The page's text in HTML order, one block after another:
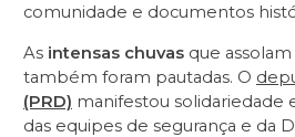
comunidade e documentos
As intensas chuvas que assolam
também foram pautadas. O
(PRD) manifestou solidariedade
das equipes de segurança e da